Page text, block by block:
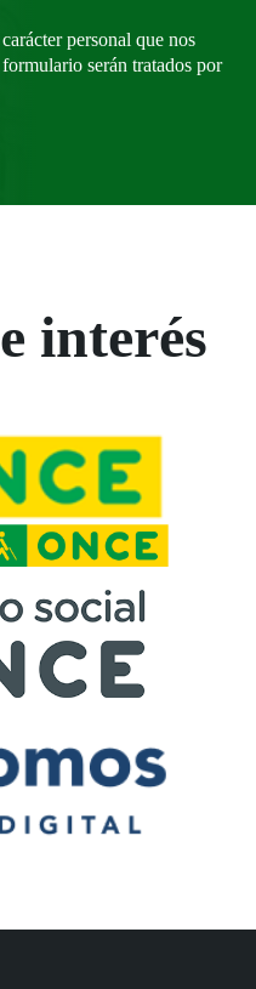
personal que nos
serán tratados por
interés